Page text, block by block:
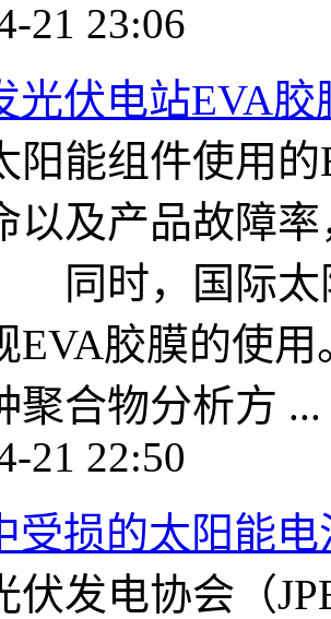
21 23:06
光伏电站EVA
阳能组件使用
以及产品故障
时，国际太
EVA胶膜的使
聚合物分析方 ...
21 22:50
受损的太阳能
伏发电协会（